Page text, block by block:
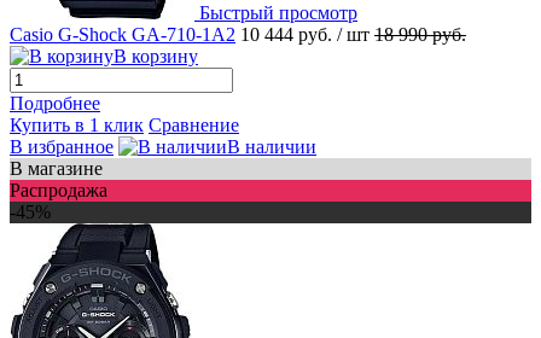
Быстрый просмотр
Casio G-Shock GA-710-1A2 10 444 руб. / шт 18 990 руб.
В корзину
Подробнее
Купить в 1 клик Сравнение
В избранное
В наличии
В магазине
Распродажа
-45%